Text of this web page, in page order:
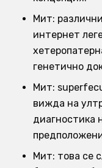
Мит:
интернет
генетично
Мит:
вижда на
диагностика
Мит: това се